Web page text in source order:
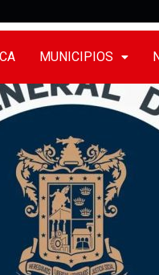
MUNICIPIOS